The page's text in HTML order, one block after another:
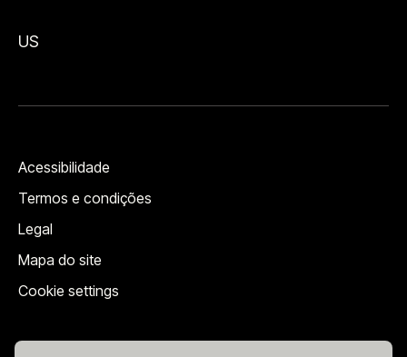
US
Acessibilidade
Termos e condições
Legal
Mapa do site
Cookie settings